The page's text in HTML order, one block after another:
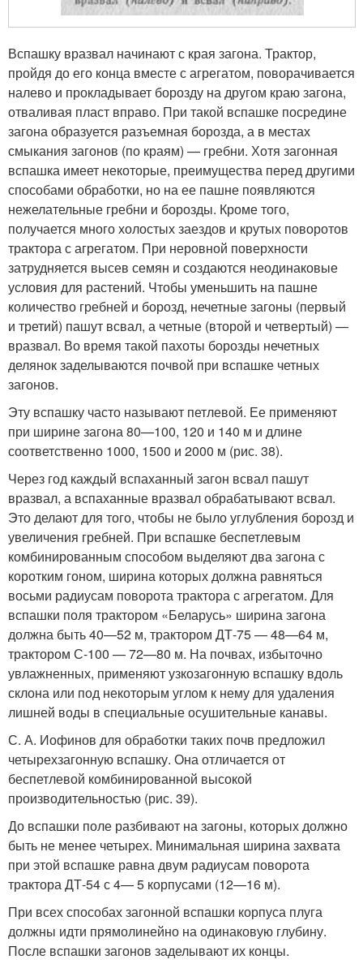
Вспашку вразвал начинают с края загона. Трактор,
пройдя до его конца вместе с агрегатом, поворачивается
налево и прокладывает борозду на другом краю загона,
отваливая пласт вправо. При такой вспашке посредине
загона образуется разъемная борозда, а в местах
смыкания загонов (по краям) — гребни. Хотя загонная
вспашка имеет некоторые, преимущества перед другими
способами обработки, но на ее пашне появляются
нежелательные гребни и борозды. Кроме того,
получается много холостых заездов и крутых поворотов
трактора с агрегатом. При неровной поверхности
затрудняется высев семян и создаются неодинаковые
условия для растений. Чтобы уменьшить на пашне
количество гребней и борозд, нечетные загоны (первый
и третий) пашут всвал, а четные (второй и четвертый) —
вразвал. Во время такой пахоты борозды нечетных
делянок заделываются почвой при вспашке четных
загонов.
Эту вспашку часто называют петлевой. Ее применяют
при ширине загона 80—100, 120 и 140 м и длине
соответственно 1000, 1500 и 2000 м (рис. 38).
Через год каждый вспаханный загон всвал пашут
вразвал, а вспаханные вразвал обрабатывают всвал.
Это делают для того, чтобы не было углубления борозд и
увеличения гребней. При вспашке беспетлевым
комбинированным способом выделяют два загона с
коротким гоном, ширина которых должна равняться
восьми радиусам поворота трактора с агрегатом. Для
вспашки поля трактором «Беларусь» ширина загона
должна быть 40—52 м, трактором ДТ-75 — 48—64 м,
трактором С-100 — 72—80 м. На почвах, избыточно
увлажненных, применяют узкозагонную вспашку вдоль
склона или под некоторым углом к нему для удаления
лишней воды в специальные осушительные канавы.
С. А. Иофинов для обработки таких почв предложил
четырехзагонную вспашку. Она отличается от
беспетлевой комбинированной высокой
производительностью (рис. 39).
До вспашки поле разбивают на загоны, которых должно
быть не менее четырех. Минимальная ширина захвата
при этой вспашке равна двум радиусам поворота
трактора ДТ-54 с 4— 5 корпусами (12—16 м).
При всех способах загонной вспашки корпуса плуга
должны идти прямолинейно на одинаковую глубину.
После вспашки загонов заделывают их концы.